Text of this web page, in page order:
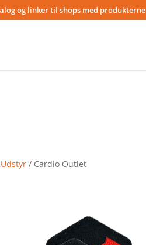
og linker til shops med produkterne
/ Cardio Outlet